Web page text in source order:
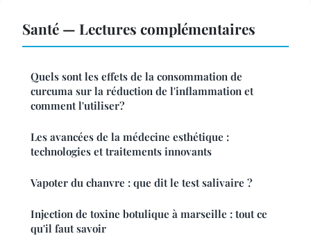
Santé — Lectures complémentaires
Quels sont les effets de la consommation de
curcuma sur la réduction de l'inflammation et
comment l'utiliser?
Les avancées de la médecine esthétique :
technologies et traitements innovants
Vapoter du chanvre : que dit le test salivaire ?
Injection de toxine botulique à marseille : tout ce
qu'il faut savoir